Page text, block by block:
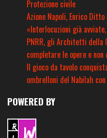
Protezione civile
Azione Napoli, Enrico
«Interlocuzioni già
PNRR, gli Architetti della
completare le opere e
Il gioco da tavolo
ombrelloni del Nabilah
POWERED BY